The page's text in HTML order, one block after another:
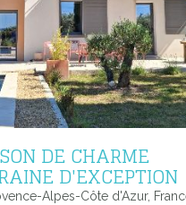
DE CHARME
D'EXCEPTION
Alpes-Côte d'Azur,